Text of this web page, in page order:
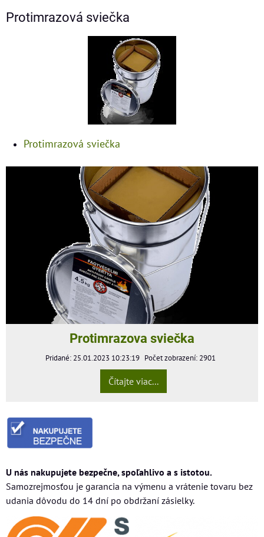
Protimrazová sviečka
Protimrazová sviečka
Protimrazova sviečka
Pridané: 25.01.2023 10:23:19 Počet zobrazení: 2901
Čítajte viac...
U nás nakupujete bezpečne, spoľahlivo a s istotou.
Samozrejmosťou je garancia na výmenu a vrátenie tovaru bez
udania dôvodu do 14 dní po obdržaní zásielky.